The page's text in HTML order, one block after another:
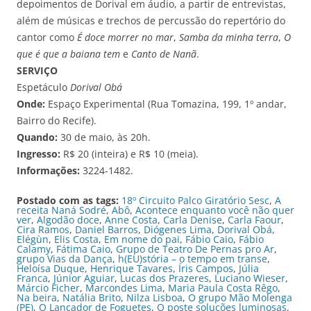
depoimentos de Dorival em áudio, a partir de entrevistas,
além de músicas e trechos de percussão do repertório do
cantor como É doce morrer no mar, Samba da minha terra, O
que é que a baiana tem e Canto de Nanã.
SERVIÇO
Espetáculo Dorival Obá
Onde: Espaço Experimental (Rua Tomazina, 199, 1º andar,
Bairro do Recife).
Quando: 30 de maio, às 20h.
Ingresso: R$ 20 (inteira) e R$ 10 (meia).
Informações: 3224-1482.
Postado com as tags: 18º Circuito Palco Giratório Sesc, A
receita Naná Sodré,Abô, Acontece enquanto você não quer
ver, Algodão doce, Anne Costa, Carla Denise, Carla Faour,
Cira Ramos, Daniel Barros, Diógenes Lima, Dorival Obá,
Elégùn, Elis Costa, Em nome do pai, Fábio Caio, Fábio
Calamy, Fátima Caio, Grupo de Teatro De Pernas pro Ar,
grupo Vias da Dança, h(EU)stória – o tempo em transe,
Heloísa Duque, Henrique Tavares, Íris Campos, Júlia
Franca, Júnior Aguiar, Lucas dos Prazeres, Luciano Wieser,
Márcio Ficher, Marcondes Lima, Maria Paula Costa Rêgo,
Na beira, Natália Brito, Nilza Lisboa, O grupo Mão Molenga
(PE), O Lançador de Foguetes, O poste soluções luminosas,